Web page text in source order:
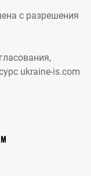
с разрешения
ukraine-is.com